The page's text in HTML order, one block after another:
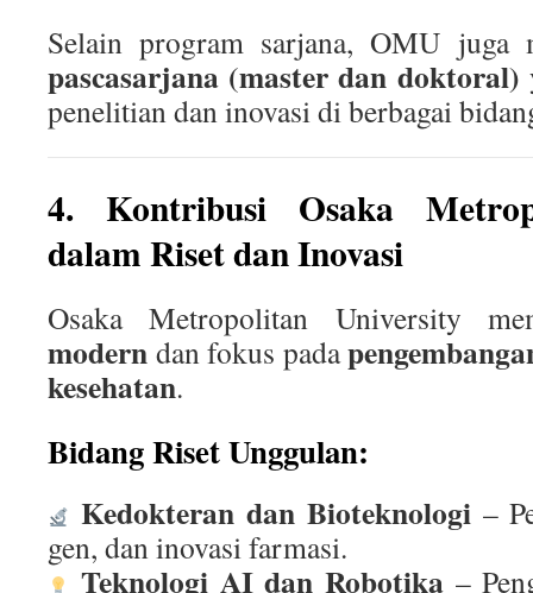
Selain program sarjana, OMU juga
pascasarjana (master dan doktoral)
penelitian dan inovasi di berbagai
4. Kontribusi Osaka
dalam Riset dan Inovasi
Osaka Metropolitan University
modern dan fokus pada
kesehatan.
Bidang Riset Unggulan:
Kedokteran dan Bioteknologi–
gen, dan inovasi farmasi.
Teknologi AI dan Robotika–